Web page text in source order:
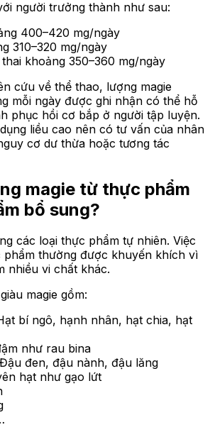
người trưởng thành như sau:
400–420 mg/ngày
310–320 mg/ngày
khoảng 350–360 mg/ngày
cứu về thể thao, lượng magie
mỗi ngày được ghi nhận có thể hỗ
phục hồi cơ bắp ở người tập luyện.
liều cao nên có tư vấn của nhân
cơ dư thừa hoặc tương tác
magie từ thực phẩm
bổ sung?
các loại thực phẩm tự nhiên. Việc
phẩm thường được khuyến khích vì
nhiều vi chất khác.
magie gồm:
bí ngô, hạnh nhân, hạt chia, hạt
như rau bina
đen, đậu nành, đậu lăng
hạt như gạo lứt